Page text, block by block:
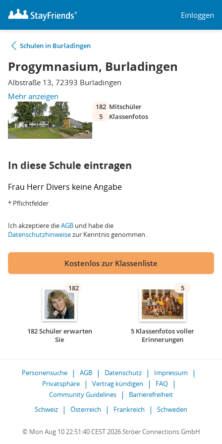
Einloggen
Schulen in Burladingen
Progymnasium, Burladingen
Albstraße 13, 72393 Burladingen
Mehr anzeigen
182 Mitschüler
5
Klassenfotos
In diese Schule eintragen
Frau Herr Divers keine Angabe
* Pflichtfelder
Ich akzeptiere dieAGB und habe die
Datenschutzhinweisezur Kenntnis genommen.
Kostenlos zur Klassenliste
182
182 Schüler erwarten
Sie
5
5 Klassenfotos voller
Erinnerungen
Personensuche AGB Datenschutz
Impressum
Privatsphäre
Vertrag kündigen
FAQ
Community Guidelines
Barrierefreiheit
Schweiz
Österreich Frankreich Schweden
© Mon Aug 10 22:51:40 CEST 2026 Ströer Connections GmbH